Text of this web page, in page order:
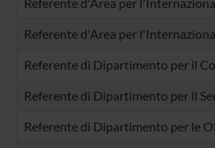
Referente d'Area per
Referente di Dipartimento per il
Referente di Dipartimento per il
Referente di Dipartimento per le